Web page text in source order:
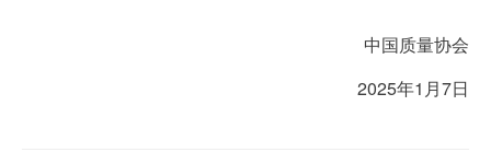
中国质量协会
2025年1月7日